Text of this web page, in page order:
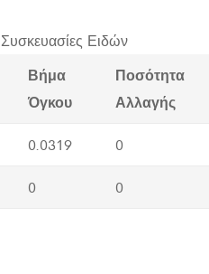
Συσκευασίες Ειδών
Βήμα
Όγκου
Ποσότητα
Αλλαγής
0.0319 0
0 0